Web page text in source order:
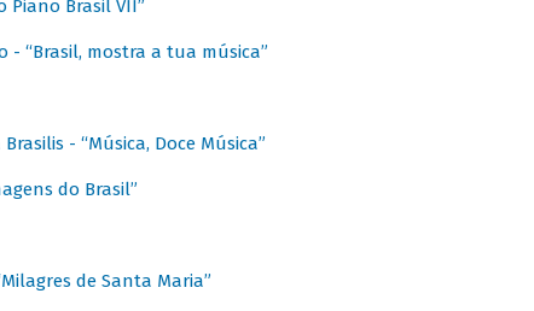
Piano Brasil VII”
- “Brasil, mostra a tua música”
- “Música, Doce Música”
do Brasil”
de Santa Maria”